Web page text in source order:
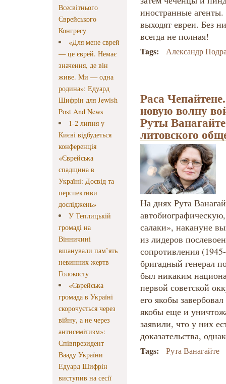
Всесвітнього
Єврейського
Конгресу
«Для мене єврей
— це єврей. Немає
значення, де він
живе. Ми — одна
родина»: Едуард
Шифрін для Jewish
Post And News
1-2 липня у
Києві відбудеться
конференція
«Єврейська
спадщина в
Україні: Досвід та
перспективи
досліджень»
У Теплицькій
громаді на
Вінничині
вшанували пам’ять
невинних жертв
Голокосту
«Єврейська
громада в Україні
скорочується через
війну, а не через
антисемітизм»:
Співпрезидент
Вааду України
Едуард Шифрін
виступив на сесії
иностранные
выходят евреи. Без
всегда не полная!
Tags: Александр
Раса
новую волну
Руты
литовского
На днях Рута
салаки», накануне
из лидеров
сопротивления
бригадный генерал
был никаким
первой советской
его якобы
якобы еще и
заявили, что у них
доказательства,
Tags: Рута Ванагайте